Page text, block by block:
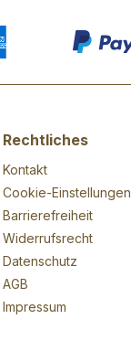
Rechtliches
Kontakt
Cookie-Einstellungen
Barrierefreiheit
Widerrufsrecht
Datenschutz
AGB
Impressum